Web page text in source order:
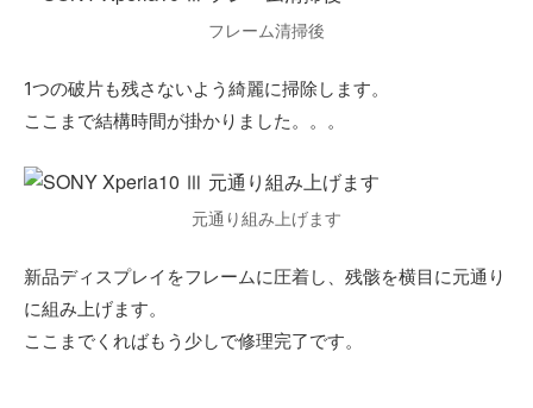
フレーム清掃後
1つの破片も残さないよう綺麗に掃除します。
ここまで結構時間が掛かりました。。。
元通り組み上げます
新品ディスプレイをフレームに圧着し、残骸を横目に元通り
に組み上げます。
ここまでくればもう少しで修理完了です。